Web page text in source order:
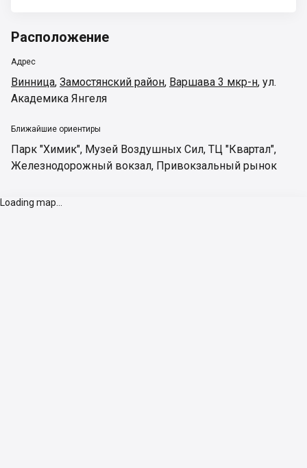
Расположение
Адрес
Винница, Замостянский район, Варшава 3 мкр-н, ул.
Академика Янгеля
Ближайшие ориентиры
Парк "Химик", Музей Воздушных Сил, ТЦ "Квартал",
Железнодорожный вокзал, Привокзальный рынок
Loading map...